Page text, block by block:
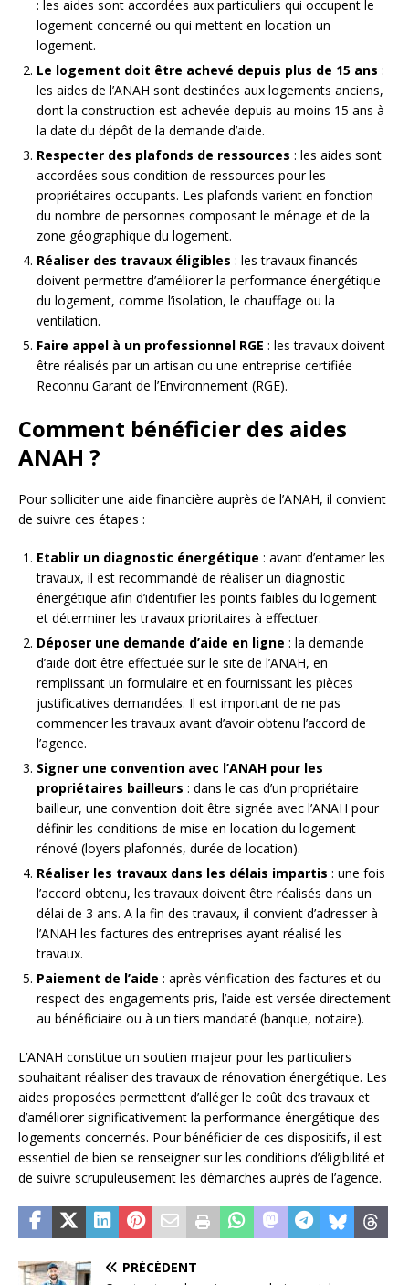
: les aides sont accordées aux particuliers qui occupent le
logement concerné ou qui mettent en location un
logement.
Le logement doit être achevé depuis plus de 15 ans :
les aides de l’ANAH sont destinées aux logements anciens,
dont la construction est achevée depuis au moins 15 ans à
la date du dépôt de la demande d’aide.
Respecter des plafonds de ressources : les aides sont
accordées sous condition de ressources pour les
propriétaires occupants. Les plafonds varient en fonction
du nombre de personnes composant le ménage et de la
zone géographique du logement.
Réaliser des travaux éligibles : les travaux financés
doivent permettre d’améliorer la performance énergétique
du logement, comme l’isolation, le chauffage ou la
ventilation.
Faire appel à un professionnel RGE : les travaux doivent
être réalisés par un artisan ou une entreprise certifiée
Reconnu Garant de l’Environnement (RGE).
Comment bénéficier des aides
ANAH ?
Pour solliciter une aide financière auprès de l’ANAH, il convient
de suivre ces étapes :
Etablir un diagnostic énergétique : avant d’entamer les
travaux, il est recommandé de réaliser un diagnostic
énergétique afin d’identifier les points faibles du logement
et déterminer les travaux prioritaires à effectuer.
Déposer une demande d’aide en ligne : la demande
d’aide doit être effectuée sur le site de l’ANAH, en
remplissant un formulaire et en fournissant les pièces
justificatives demandées. Il est important de ne pas
commencer les travaux avant d’avoir obtenu l’accord de
l’agence.
Signer une convention avec l’ANAH pour les
propriétaires bailleurs : dans le cas d’un propriétaire
bailleur, une convention doit être signée avec l’ANAH pour
définir les conditions de mise en location du logement
rénové (loyers plafonnés, durée de location).
Réaliser les travaux dans les délais impartis : une fois
l’accord obtenu, les travaux doivent être réalisés dans un
délai de 3 ans. A la fin des travaux, il convient d’adresser à
l’ANAH les factures des entreprises ayant réalisé les
travaux.
Paiement de l’aide : après vérification des factures et du
respect des engagements pris, l’aide est versée directement
au bénéficiaire ou à un tiers mandaté (banque, notaire).
L’ANAH constitue un soutien majeur pour les particuliers
souhaitant réaliser des travaux de rénovation énergétique. Les
aides proposées permettent d’alléger le coût des travaux et
d’améliorer significativement la performance énergétique des
logements concernés. Pour bénéficier de ces dispositifs, il est
essentiel de bien se renseigner sur les conditions d’éligibilité et
de suivre scrupuleusement les démarches auprès de l’agence.
PRÉCÉDENT